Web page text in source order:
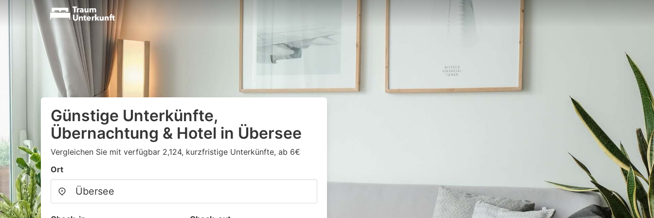
Günstige Unterkünfte,
Übernachtung & Hotel in Übersee
Vergleichen Sie mit verfügbar 2,124, kurzfristige Unterkünfte, ab 6€
Ort